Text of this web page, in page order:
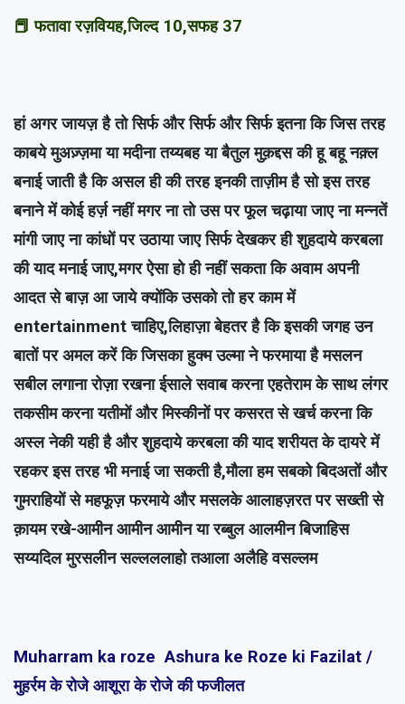
📕 फतावा रज़वियह,जिल्द 10,सफह 37
हां अगर जायज़ है तो सिर्फ और सिर्फ और सिर्फ इतना कि जिस तरह
काबये मुअज़्ज़मा या मदीना तय्यबह या बैतुल मुक़द्दस की हू बहू नक़्ल
बनाई जाती है कि असल ही की तरह इनकी ताज़ीम है सो इस तरह
बनाने में कोई हर्ज़ नहीं मगर ना तो उस पर फूल चढ़ाया जाए ना मन्नतें
मांगी जाए ना कांधों पर उठाया जाए सिर्फ देखकर ही शुहदाये करबला
की याद मनाई जाए,मगर ऐसा हो ही नहीं सकता कि अवाम अपनी
आदत से बाज़ आ जाये क्योंकि उसको तो हर काम में
entertainment चाहिए,लिहाज़ा बेहतर है कि इसकी जगह उन
बातों पर अमल करें कि जिसका हुक्म उल्मा ने फरमाया है मसलन
सबील लगाना रोज़ा रखना ईसाले सवाब करना एहतेराम के साथ लंगर
तकसीम करना यतीमों और मिस्कीनों पर कसरत से खर्च करना कि
अस्ल नेकी यही है और शुहदाये करबला की याद शरीयत के दायरे में
रहकर इस तरह भी मनाई जा सकती है,मौला हम सबको बिदअतों और
गुमराहियों से महफूज़ फरमाये और मसलके आलाहज़रत पर सख्ती से
क़ायम रखे-आमीन आमीन आमीन या रब्बुल आलमीन बिजाहिस
सय्यदिल मुरसलीन सल्लललाहो तआला अलैहि वसल्लम
Muharram ka roze Ashura ke Roze ki Fazilat /
मुहर्रम के रोजे आशूरा के रोजे की फजीलत